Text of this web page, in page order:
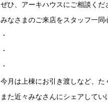
ぜひ、アーキハウスにご相談くだ
みなさまのご来店をスタッフ一
・
・
・
今月は上棟にお引き渡しなど、
また近々みなさんにシェアして